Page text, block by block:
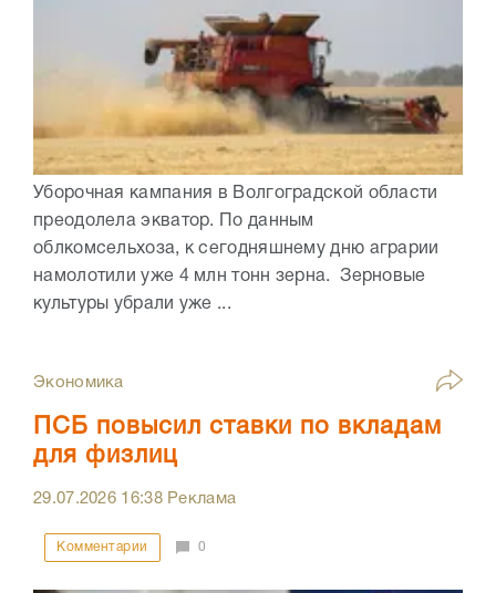
Уборочная кампания в Волгоградской области
преодолела экватор. По данным
облкомсельхоза, к сегодняшнему дню аграрии
намолотили уже 4 млн тонн зерна. Зерновые
культуры убрали уже ...
Экономика
ПСБ повысил ставки по вкладам
для физлиц
29.07.2026 16:38Реклама
Комментарии 0